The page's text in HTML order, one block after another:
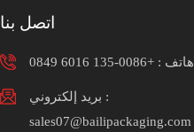
اتصل بنا
هاتف :+0086-135 6016 0849
بريد إلكتروني :
sales07@bailipackaging.com